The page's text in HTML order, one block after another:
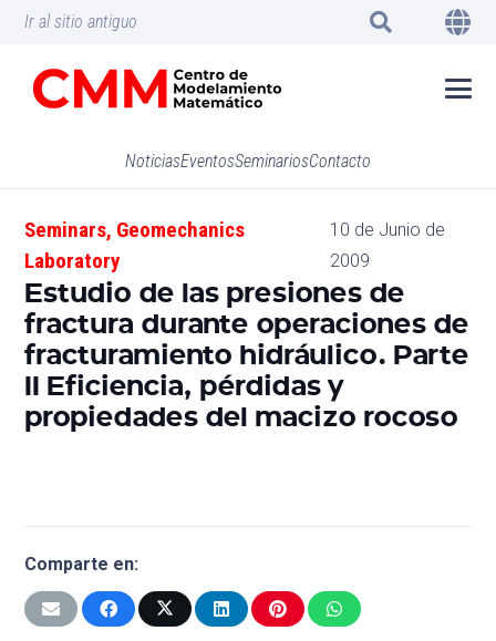
Ir al sitio antiguo
NoticiasEventosSeminariosContacto
Seminars, Geomechanics
Laboratory
10 de Junio de
2009
Estudio de las presiones de
fractura durante operaciones de
fracturamiento hidráulico. Parte
II Eficiencia, pérdidas y
propiedades del macizo rocoso
Comparte en: